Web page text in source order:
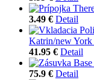
3.49 € Detail
Katrin/new York
41.95 € Detail
75.9 € Detail